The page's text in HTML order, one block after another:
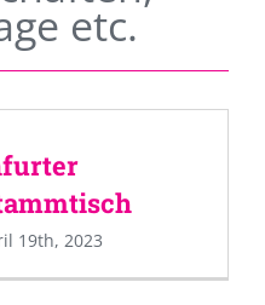
etc.
19th, 2023